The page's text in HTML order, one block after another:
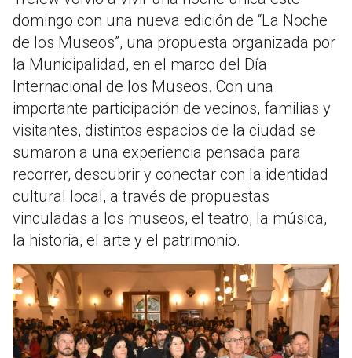
domingo con una nueva edición de “La Noche
de los Museos”, una propuesta organizada por
la Municipalidad, en el marco del Día
Internacional de los Museos. Con una
importante participación de vecinos, familias y
visitantes, distintos espacios de la ciudad se
sumaron a una experiencia pensada para
recorrer, descubrir y conectar con la identidad
cultural local, a través de propuestas
vinculadas a los museos, el teatro, la música,
la historia, el arte y el patrimonio.